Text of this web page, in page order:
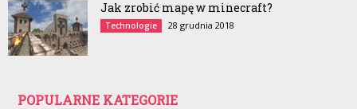
Jak zrobić mapę w minecraft?
Technologie 28 grudnia 2018
POPULARNE KATEGORIE